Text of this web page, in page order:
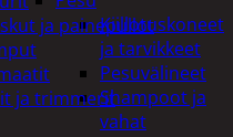
Kiillotuskoneet
ja tarvikkeet
Pesuvälineet
Shampoot ja
vahat
ja painepullot
ja trimmerit